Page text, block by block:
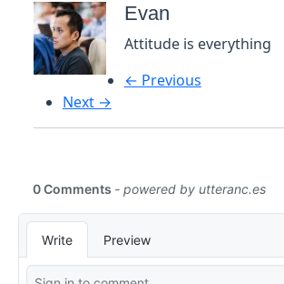
Evan
Attitude is everything
← Previous
Next →